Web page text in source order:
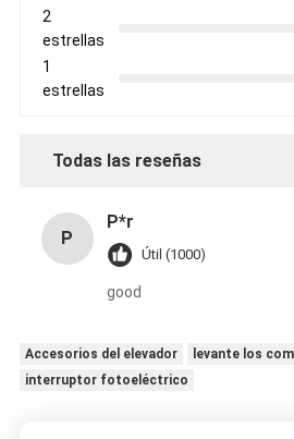
2
estrellas
1
estrellas
Todas las reseñas
P
P*r
Útil (1000)
good
Accesorios del elevador
levante los
interruptor fotoeléctrico